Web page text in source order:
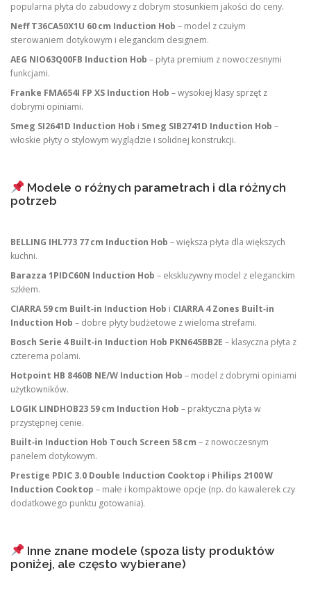
popularna płyta do zabudowy z dobrym stosunkiem jakości do ceny.
Neff T36CA50X1U 60 cm Induction Hob – model z czułym
sterowaniem dotykowym i eleganckim designem.
AEG NIO63Q00FB Induction Hob – płyta premium z nowoczesnymi
funkcjami.
Franke FMA654I FP XS Induction Hob – wysokiej klasy sprzęt z
dobrymi opiniami.
Smeg SI2641D Induction Hob i Smeg SIB2741D Induction Hob –
włoskie płyty o stylowym wyglądzie i solidnej konstrukcji.
Modele o różnych parametrach i dla różnych
potrzeb
BELLING IHL773 77 cm Induction Hob – większa płyta dla większych
kuchni.
Barazza 1PIDC60N Induction Hob – ekskluzywny model z eleganckim
szkłem.
CIARRA 59 cm Built‑in Induction Hob i CIARRA 4 Zones Built‑in
Induction Hob – dobre płyty budżetowe z wieloma strefami.
Bosch Serie 4 Built‑in Induction Hob PKN645BB2E – klasyczna płyta z
czterema polami.
Hotpoint HB 8460B NE/W Induction Hob – model z dobrymi opiniami
użytkowników.
LOGIK LINDHOB23 59 cm Induction Hob – praktyczna płyta w
przystępnej cenie.
Built‑in Induction Hob Touch Screen 58 cm – z nowoczesnym
panelem dotykowym.
Prestige PDIC 3.0 Double Induction Cooktop i Philips 2100 W
Induction Cooktop – małe i kompaktowe opcje (np. do kawalerek czy
dodatkowego punktu gotowania).
Inne znane modele (spoza listy produktów
poniżej, ale często wybierane)